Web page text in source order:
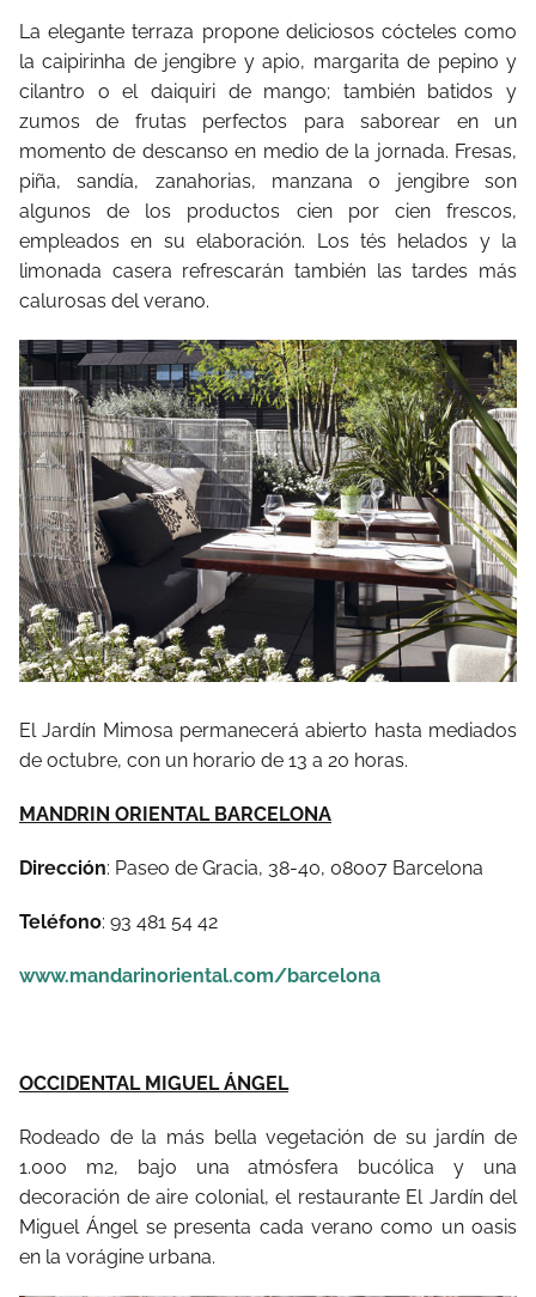
La elegante terraza propone deliciosos cócteles como
la caipirinha de jengibre y apio, margarita de pepino y
cilantro o el daiquiri de mango; también batidos y
zumos de frutas perfectos para saborear en un
momento de descanso en medio de la jornada. Fresas,
piña, sandía, zanahorias, manzana o jengibre son
algunos de los productos cien por cien frescos,
empleados en su elaboración. Los tés helados y la
limonada casera refrescarán también las tardes más
calurosas del verano.
El Jardín Mimosa permanecerá abierto hasta mediados
de octubre, con un horario de 13 a 20 horas.
MANDRIN ORIENTAL BARCELONA
Dirección: Paseo de Gracia, 38-40, 08007 Barcelona
Teléfono: 93 481 54 42
www.mandarinoriental.com/barcelona
OCCIDENTAL MIGUEL ÁNGEL
Rodeado de la más bella vegetación de su jardín de
1.000 m2, bajo una atmósfera bucólica y una
decoración de aire colonial, el restaurante El Jardín del
Miguel Ángel se presenta cada verano como un oasis
en la vorágine urbana.